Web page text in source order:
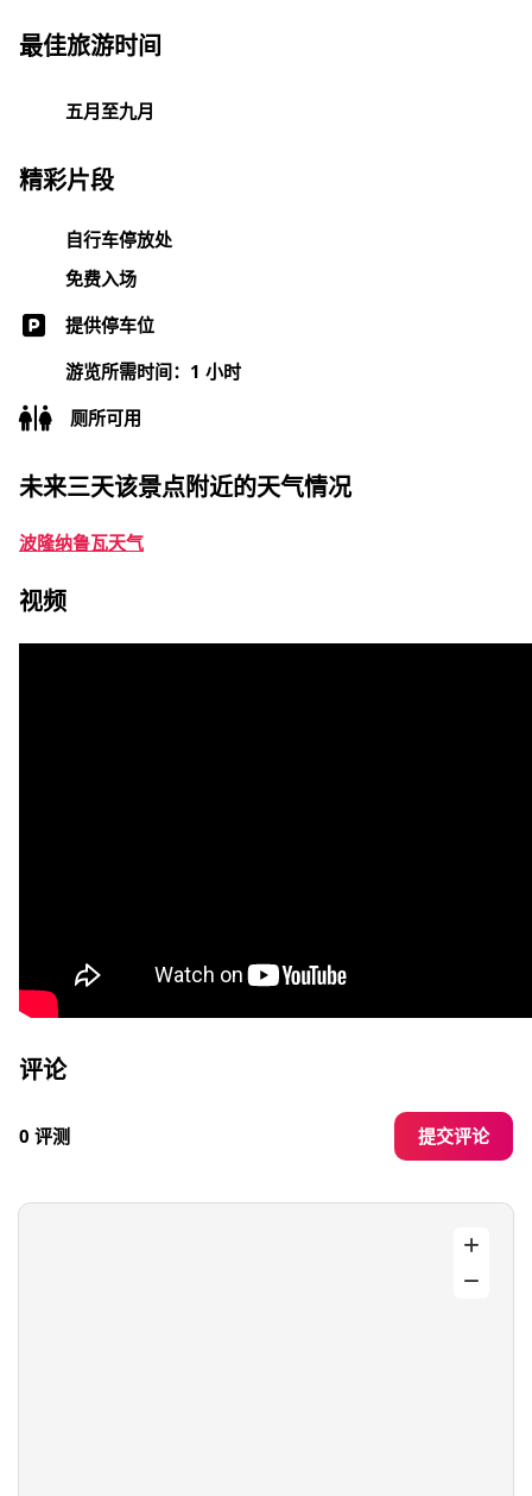
最佳旅游时间
五月至九月
精彩片段
自行车停放处
免费入场
提供停车位
游览所需时间：1 小时
厕所可用
未来三天该景点附近的天气情况
波隆纳鲁瓦天气
视频
评论
0 评测 提交评论